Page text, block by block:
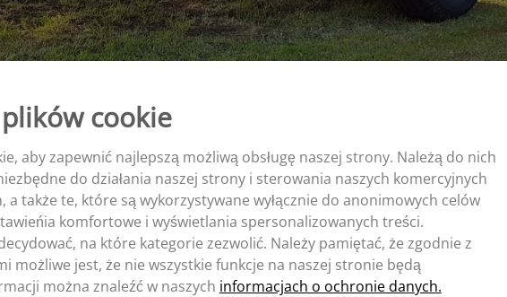
cookie
aby zapewnić najlepszą możliwą obsługę naszej strony. Należą do nich
do działania naszej strony i sterowania naszych komercyjnych
a także te, które są wykorzystywane wyłącznie do anonimowych celów
komfortowe i wyświetlania spersonalizowanych treści.
na które kategorie zezwolić. Należy pamiętać, że zgodnie z
możliwe jest, że nie wszystkie funkcje na naszej stronie będą
można znaleźć w naszych informacjach o ochronie danych.